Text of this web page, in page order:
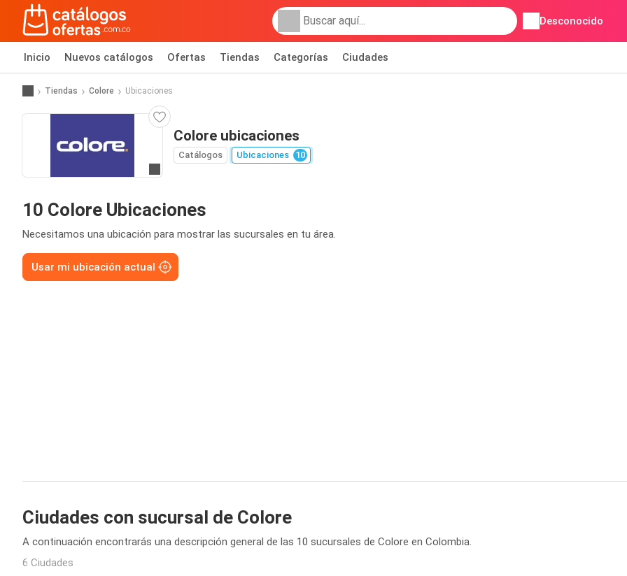
Desconocido
Inicio Nuevos catálogos Ofertas Tiendas Categorías Ciudades
Tiendas Colore Ubicaciones
Colore ubicaciones
Catálogos Ubicaciones 10
10 Colore Ubicaciones
Necesitamos una ubicación para mostrar las sucursales en tu área.
Usar mi ubicación actual
Ciudades con sucursal de Colore
A continuación encontrarás una descripción general de las 10 sucursales de Colore en Colombia.
6 Ciudades